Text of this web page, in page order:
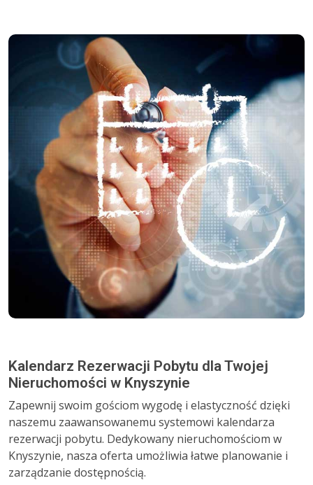
Kalendarz Rezerwacji Pobytu dla Twojej
Nieruchomości w Knyszynie
Zapewnij swoim gościom wygodę i elastyczność dzięki
naszemu zaawansowanemu systemowi kalendarza
rezerwacji pobytu. Dedykowany nieruchomościom w
Knyszynie, nasza oferta umożliwia łatwe planowanie i
zarządzanie dostępnością.